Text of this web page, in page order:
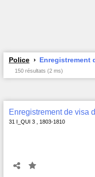
Police Enregistrement
150 résultats (2 ms)
Enregistrement de visa
31 I_QUI 3 , 1803-1810